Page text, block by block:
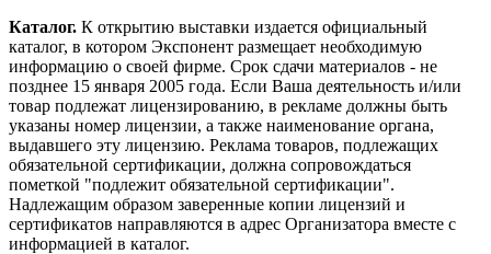
Каталог. К открытию выставки издается официальный
каталог, в котором Экспонент размещает необходимую
информацию о своей фирме. Срок сдачи материалов - не
позднее 15 января 2005 года. Если Ваша деятельность и/или
товар подлежат лицензированию, в рекламе должны быть
указаны номер лицензии, а также наименование органа,
выдавшего эту лицензию. Реклама товаров, подлежащих
обязательной сертификации, должна сопровождаться
пометкой "подлежит обязательной сертификации".
Надлежащим образом заверенные копии лицензий и
сертификатов направляются в адрес Организатора вместе с
информацией в каталог.